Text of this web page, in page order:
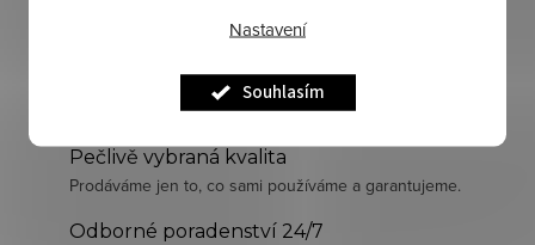
Nastavení
Souhlasím
Pečlivě vybraná kvalita
Prodáváme jen to, co sami používáme a garantujeme.
Odborné poradenství 24/7